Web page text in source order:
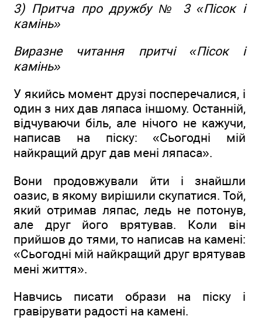
3) Притча про дружбу № 3 «Пісок і
камінь»
Виразне читання притчі «Пісок і
камінь»
У якийсь момент друзі посперечалися, і
один з них дав ляпаса іншому. Останній,
відчуваючи біль, але нічого не кажучи,
написав на піску: «Сьогодні мій
найкращий друг дав мені ляпаса».
Вони продовжували йти і знайшли
оазис, в якому вирішили скупатися. Той,
який отримав ляпас, ледь не потонув,
але друг його врятував. Коли він
прийшов до тями, то написав на камені:
«Сьогодні мій найкращий друг врятував
мені життя».
Навчись писати образи на піску і
гравірувати радості на камені.